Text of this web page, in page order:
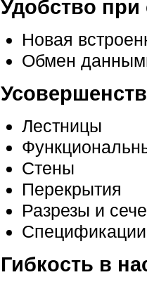
Удобство при
Новая
Обмен
Лестницы
Стены
Перекрытия
Разрезы и
Гибкость в